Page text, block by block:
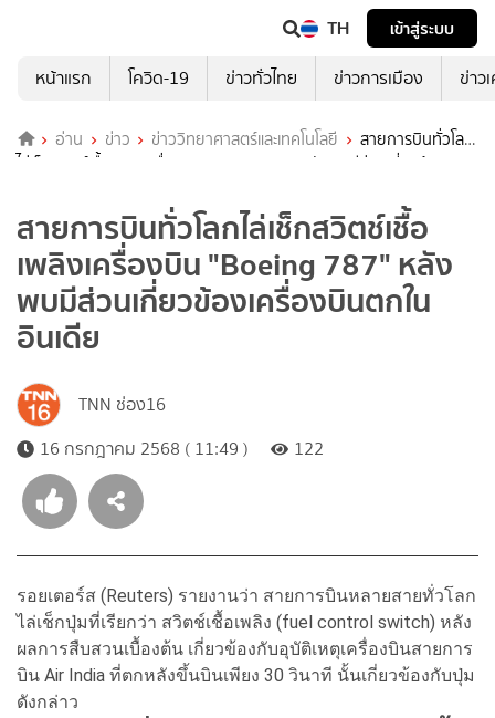
TH
เข้าสู่ระบบ
หน้าแรก
โควิด-19 ข่าวทั่วไทย ข่าวการเมือง ข่าว
อ่าน ข่าว ข่าววิทยาศาสตร์และเทคโนโลยี
สายการบินทั่วโลก
ไล่เช็กสวิตช์เชื้อเพลิงเครื่องบิน "Boeing 787" หลังพบมีส่วนเกี่ยวข้อง
สายการบินทั่วโลกไล่เช็กสวิตช์เชื้อ
เพลิงเครื่องบิน "Boeing 787" หลัง
พบมีส่วนเกี่ยวข้องเครื่องบินตกใน
อินเดีย
TNN ช่อง16
16 กรกฎาคม 2568 ( 11:49 )
122
รอยเตอร์ส (Reuters) รายงานว่า สายการบินหลายสายทั่วโลก
ไล่เช็กปุ่มที่เรียกว่า สวิตช์เชื้อเพลิง (fuel control switch) หลัง
ผลการสืบสวนเบื้องต้น เกี่ยวข้องกับอุบัติเหตุเครื่องบินสายการ
บิน Air India ที่ตกหลังขึ้นบินเพียง 30 วินาที นั้นเกี่ยวข้องกับปุ่ม
ดังกล่าว